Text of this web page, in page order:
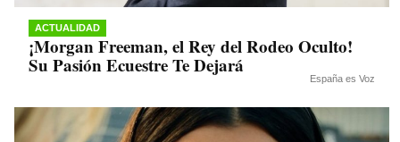
ACTUALIDAD
¡Morgan Freeman, el Rey del Rodeo Oculto!
Su Pasión Ecuestre Te Dejará
España es Voz